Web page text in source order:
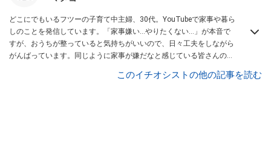
どこにでもいるフツーの子育て中主婦、30代。YouTubeで家事や暮ら
しのことを発信しています。「家事嫌い…やりたくない…」が本音で
すが、おうちが整っていると気持ちがいいので、日々工夫をしながら
がんばっています。同じように家事が嫌だなと感じている皆さんのモ
にも遊びに来てください。このイチオシストの他の記事を読む